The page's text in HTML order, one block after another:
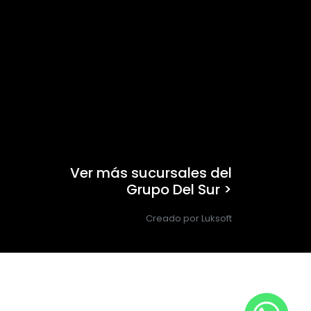
Ver más sucursales del
Grupo Del Sur >
Creado por Luksoft